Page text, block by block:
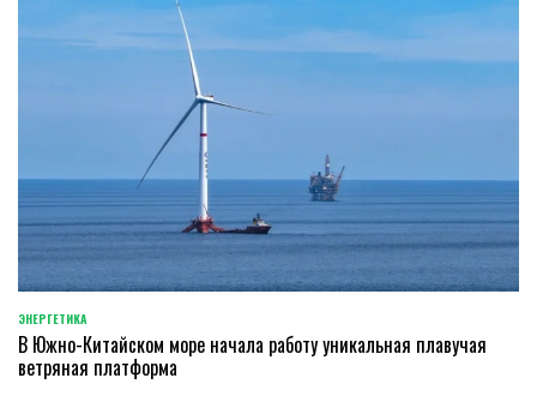
POSTED
IN
ЭНЕРГЕТИКА
В Южно-Китайском море начала работу уникальная плавучая
ветряная платформа